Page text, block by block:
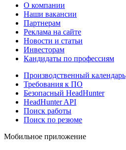
О компании
Наши вакансии
Партнерам
Реклама на сайте
Новости и статьи
Инвесторам
Кандидаты по профессиям
Производственный календарь
Требования к ПО
Безопасный HeadHunter
HeadHunter API
Поиск работы
Поиск по резюме
Мобильное приложение